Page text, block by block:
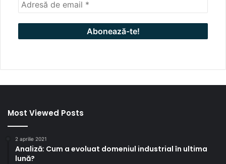
Most Viewed Posts
2 aprilie 2021
Analiză: Cum a evoluat domeniul industrial în ultima
lună?